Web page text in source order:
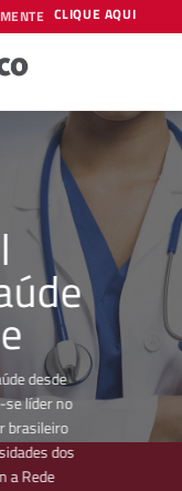
CLIQUE AQUI
desde
se líder no
brasileiro
dos
a Rede